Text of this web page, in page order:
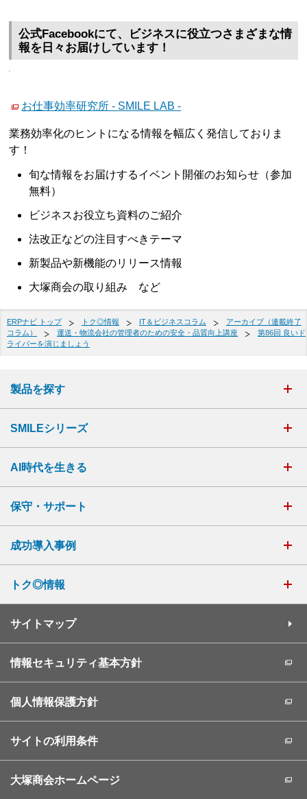
公式Facebookにて、ビジネスに役立つさまざまな情
報を日々お届けしています！
お仕事効率研究所 - SMILE LAB -
業務効率化のヒントになる情報を幅広く発信しておりま
す！
旬な情報をお届けするイベント開催のお知らせ（参加
無料）
ビジネスお役立ち資料のご紹介
法改正などの注目すべきテーマ
新製品や新機能のリリース情報
大塚商会の取り組み など
ERPナビ トップ トク◎情報 IT＆ビジネスコラム
アーカイブ（連載終了
コラム）
運送・物流会社の管理者のための安全・品質向上講座
第86回 良いド
ライバーを演じましょう
製品を探す
SMILEシリーズ
AI時代を生きる
保守・サポート
成功導入事例
トク◎情報
サイトマップ
情報セキュリティ基本方針
個人情報保護方針
サイトの利用条件
大塚商会ホームページ